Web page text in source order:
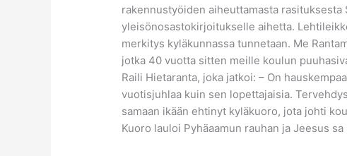
rakennustyöiden aiheuttamasta rasituksesta
yleisönosastokirjoitukselle aihetta.
merkitys kyläkunnassa tunnetaan. Me
jotka 40 vuotta sitten meille koulun
Raili Hietaranta, joka jatkoi: – On
vuotisjuhlaa kuin sen lopettajaisia.
samaan ikään ehtinyt kyläkuoro, jota johti
Kuoro lauloi Pyhäaamun rauhan ja Jeesus